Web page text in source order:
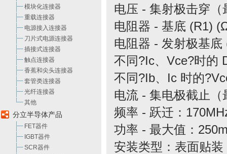
模块化连接器
重载连接器
电源接入连接器
刀片式电源连接器
插接式连接器
触点连接器
香蕉和尖头连接器
套管类连接器
光纤连接器
其他
分立半导体产品
FET器件
IGBT器件
SCR器件
电压 - 集射极击穿（
电阻器 - 基底 (R1)
电阻器 - 发射极基
不同?Ic、Vce?时的
不同?Ib、Ic 时的
电流 - 集电极截止
频率 - 跃迁：
功率 - 最大值：
安装类型：表面贴装